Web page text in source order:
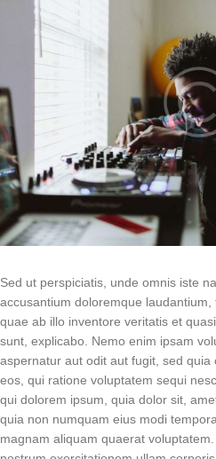
Sed ut perspiciatis, unde omnis iste
accusantium doloremque laudantium,
quae ab illo inventore veritatis et
sunt, explicabo. Nemo enim ipsam
aspernatur aut odit aut fugit, sed
eos, qui ratione voluptatem sequi
qui dolorem ipsum, quia dolor sit,
quia non numquam eius modi
magnam aliquam quaerat